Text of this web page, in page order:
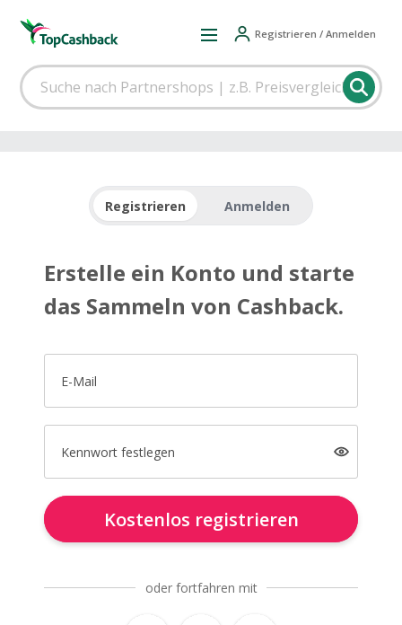
Registrieren / Anmelden
Registrieren Anmelden
Erstelle ein Konto und starte
das Sammeln von Cashback.
E-Mail
Kennwort festlegen
Kostenlos registrieren
oder fortfahren mit